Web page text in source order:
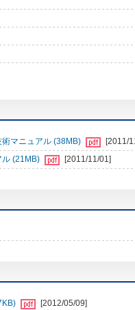
マニュアル (38MB)
[2011/
(21MB)
[2011/11/01]
[2012/05/09]